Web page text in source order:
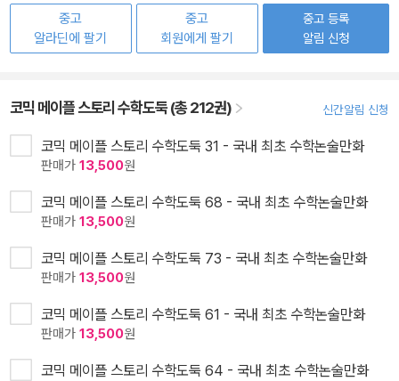
중고
알라딘에 팔기
중고
회원에게 팔기
중고 등록
알림 신청
코믹 메이플 스토리 수학도둑 (총 212권) 신간알림 신청
코믹 메이플 스토리 수학도둑 31 - 국내 최초 수학논술만화
판매가 13,500원
코믹 메이플 스토리 수학도둑 68 - 국내 최초 수학논술만화
판매가 13,500원
코믹 메이플 스토리 수학도둑 73 - 국내 최초 수학논술만화
판매가 13,500원
코믹 메이플 스토리 수학도둑 61 - 국내 최초 수학논술만화
판매가 13,500원
코믹 메이플 스토리 수학도둑 64 - 국내 최초 수학논술만화